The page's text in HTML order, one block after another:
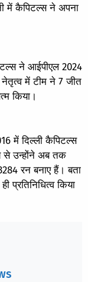
में कैपिटल्स ने अपना
ने आईपीएल 2024
में टीम ने 7 जीत
किया।
में दिल्ली कैपिटल्स
से उन्होंने अब तक
रन बनाए हैं। बता
प्रतिनिधित्व किया